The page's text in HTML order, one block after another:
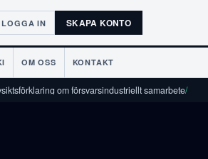
LOGGA IN SKAPA KONTO
OM OSS KONTAKT
om försvarsindustriellt samarbete/